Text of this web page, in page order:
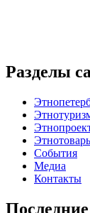
Разделы
События
Медиа
Контакты